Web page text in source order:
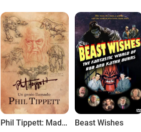
Phil Tippett: Mad Dreams and Monsters Beast Wishes